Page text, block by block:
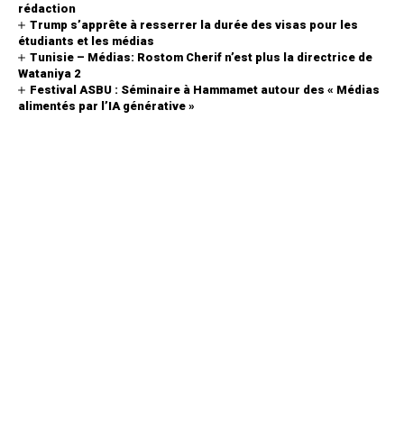
rédaction
Trump s’apprête à resserrer la durée des visas pour les
étudiants et les médias
Tunisie – Médias: Rostom Cherif n’est plus la directrice de
Wataniya 2
Festival ASBU : Séminaire à Hammamet autour des « Médias
alimentés par l’IA générative »